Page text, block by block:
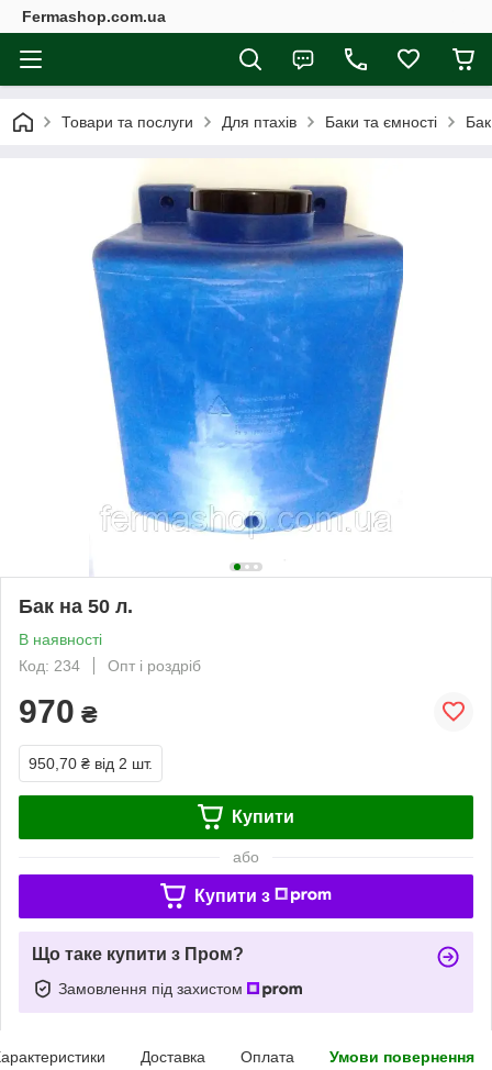
Fermashop.com.ua
Товари та послуги Для птахів Баки та ємності
Бак на 50 л.
В наявності
Код: 234
Опт і роздріб
970 ₴
950,70 ₴ від 2 шт.
Купити
або
Купити з
Що таке купити з Пром?
Замовлення під захистом
Доставка Оплата Умови повернення